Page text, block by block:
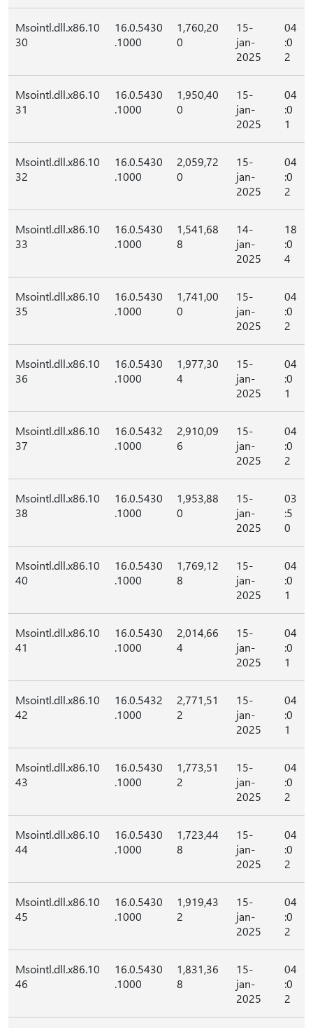
Msointl.dll.x86.10
30
16.0.5430
.1000
1,760,20
0
15-
jan-
2025
04
:0
2
Msointl.dll.x86.10
31
16.0.5430
.1000
1,950,40
0
15-
jan-
2025
04
:0
1
Msointl.dll.x86.10
32
16.0.5430
.1000
2,059,72
0
15-
jan-
2025
04
:0
2
Msointl.dll.x86.10
33
16.0.5430
.1000
1,541,68
8
14-
jan-
2025
18
:0
4
Msointl.dll.x86.10
35
16.0.5430
.1000
1,741,00
0
15-
jan-
2025
04
:0
2
Msointl.dll.x86.10
36
16.0.5430
.1000
1,977,30
4
15-
jan-
2025
04
:0
1
Msointl.dll.x86.10
37
16.0.5432
.1000
2,910,09
6
15-
jan-
2025
04
:0
2
Msointl.dll.x86.10
38
16.0.5430
.1000
1,953,88
0
15-
jan-
2025
03
:5
0
Msointl.dll.x86.10
40
16.0.5430
.1000
1,769,12
8
15-
jan-
2025
04
:0
1
Msointl.dll.x86.10
41
16.0.5430
.1000
2,014,66
4
15-
jan-
2025
04
:0
1
Msointl.dll.x86.10
42
16.0.5432
.1000
2,771,51
2
15-
jan-
2025
04
:0
1
Msointl.dll.x86.10
43
16.0.5430
.1000
1,773,51
2
15-
jan-
2025
04
:0
2
Msointl.dll.x86.10
44
16.0.5430
.1000
1,723,44
8
15-
jan-
2025
04
:0
2
Msointl.dll.x86.10
45
16.0.5430
.1000
1,919,43
2
15-
jan-
2025
04
:0
2
Msointl.dll.x86.10
46
16.0.5430
.1000
1,831,36
8
15-
jan-
2025
04
:0
2